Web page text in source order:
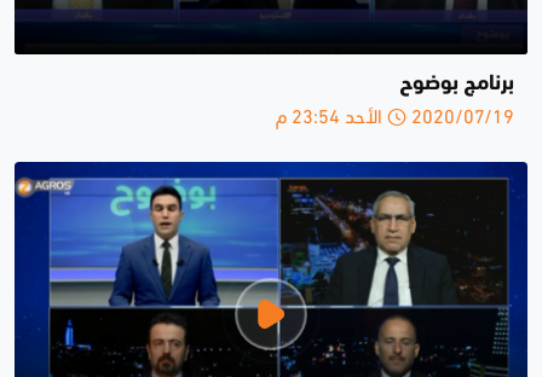
برنامج بوضوح
2020/07/19 الأحد 23:54 م